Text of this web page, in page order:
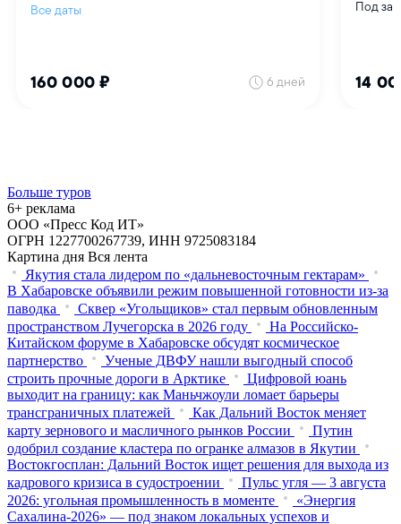
Больше туров
6+ реклама
ООО «Пресс Код ИТ»
ОГРН 1227700267739, ИНН 9725083184
Картина дня Вся лента
Якутия стала лидером по «дальневосточным гектарам»
В Хабаровске объявили режим повышенной готовности из‑за
паводка
Сквер «Угольщиков» стал первым обновленным
пространством Лучегорска в 2026 году
На Российско-
Китайском форуме в Хабаровске обсудят космическое
партнерство
Ученые ДВФУ нашли выгодный способ
строить прочные дороги в Арктике
Цифровой юань
выходит на границу: как Маньчжоули ломает барьеры
трансграничных платежей
Как Дальний Восток меняет
карту зернового и масличного рынков России
Путин
одобрил создание кластера по огранке алмазов в Якутии
Востокгосплан: Дальний Восток ищет решения для выхода из
кадрового кризиса в судостроении
Пульс угля — 3 августа
2026: угольная промышленность в моменте
«Энергия
Сахалина-2026» — под знаком локальных успехов и